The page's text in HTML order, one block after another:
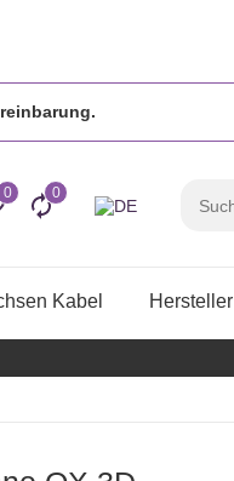
0 0
Kabel Hersteller